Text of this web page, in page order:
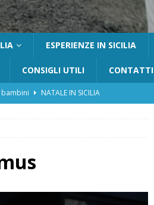
ESPERIENZE IN SICILIA
CONSIGLI UTILI CONTATTI
bambini
NATALE IN SICILIA
completa su come arrivare,